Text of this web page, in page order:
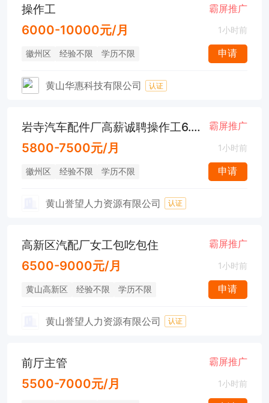
操作工 霸屏推广
6000-10000元/月 1小时前
徽州区 经验不限 学历不限 申请
黄山华惠科技有限公司 认证
岩寺汽车配件厂高薪诚聘操作工6.5K 霸屏推广
5800-7500元/月 1小时前
徽州区 经验不限 学历不限 申请
黄山誉望人力资源有限公司 认证
高新区汽配厂女工包吃包住 霸屏推广
6500-9000元/月 1小时前
黄山高新区 经验不限 学历不限 申请
黄山誉望人力资源有限公司 认证
前厅主管 霸屏推广
5500-7000元/月 1小时前